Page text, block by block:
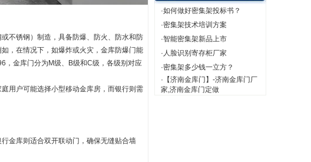
不锈钢）制造，具备防爆、防火、防水和防
，在情况下，如爆炸或火灾，金库防爆门能
，金库门分为 M级、 B级和C级，各级别对应
用户可能选择小型移动金库房，而银行则需
金库则适合双开联动门，确保无缝贴合墙
·如何做好密集架投标书？
·密集架技术培训方案
·智能密集架新品上市
· 人脸识别寄存柜厂家
·密集架多少钱一立方？
· 【济南金库门】-济南金库门厂
家,济南金库门定做